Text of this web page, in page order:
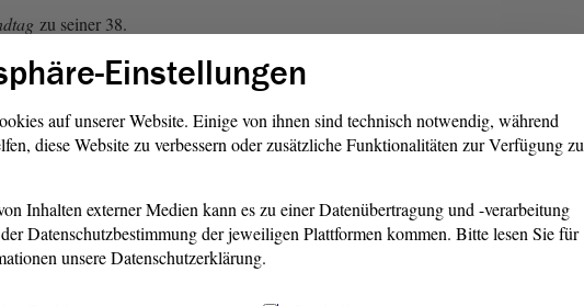
zu seiner 38.
20. und 21. Februar 2025
ein schönes Wochenende
Heimfahrt. - Auf
Einstellungen
auf unserer Website. Einige von ihnen sind technisch notwendig, während
diese Website zu verbessern oder zusätzliche Funktionalitäten zur Verfügung zu
Inhalten externer Medien kann es zu einer Datenübertragung und -verarbeitung
Datenschutzbestimmung der jeweiligen Plattformen kommen. Bitte lesen Sie für
unsere Datenschutzerklärung.